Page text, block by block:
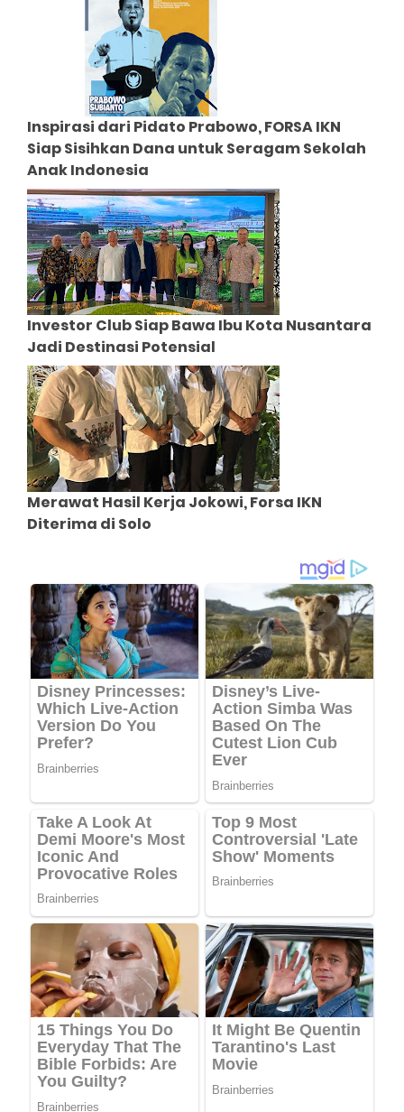
Inspirasi dari Pidato Prabowo, FORSA IKN
Siap Sisihkan Dana untuk Seragam Sekolah
Anak Indonesia
Investor Club Siap Bawa Ibu Kota Nusantara
Jadi Destinasi Potensial
Merawat Hasil Kerja Jokowi, Forsa IKN
Diterima di Solo